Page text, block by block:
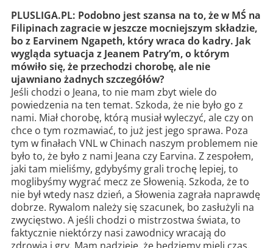
PLUSLIGA.PL: Podobno jest szansa na to, że w MŚ na
Filipinach zagracie w jeszcze mocniejszym składzie,
bo z Earvinem Ngapeth, który wraca do kadry. Jak
wygląda sytuacja z Jeanem Patry’m, o którym
mówiło się, że przechodzi chorobę, ale nie
ujawniano żadnych szczegółów?
Jeśli chodzi o Jeana, to nie mam zbyt wiele do
powiedzenia na ten temat. Szkoda, że nie było go z
nami. Miał chorobę, którą musiał wyleczyć, ale czy on
chce o tym rozmawiać, to już jest jego sprawa. Poza
tym w finałach VNL w Chinach naszym problemem nie
było to, że było z nami Jeana czy Earvina. Z zespołem,
jaki tam mieliśmy, gdybyśmy grali trochę lepiej, to
moglibyśmy wygrać mecz ze Słowenią. Szkoda, że to
nie był wtedy nasz dzień, a Słowenia zagrała naprawdę
dobrze. Rywalom należy się szacunek, bo zasłużyli na
zwycięstwo. A jeśli chodzi o mistrzostwa świata, to
faktycznie niektórzy nasi zawodnicy wracają do